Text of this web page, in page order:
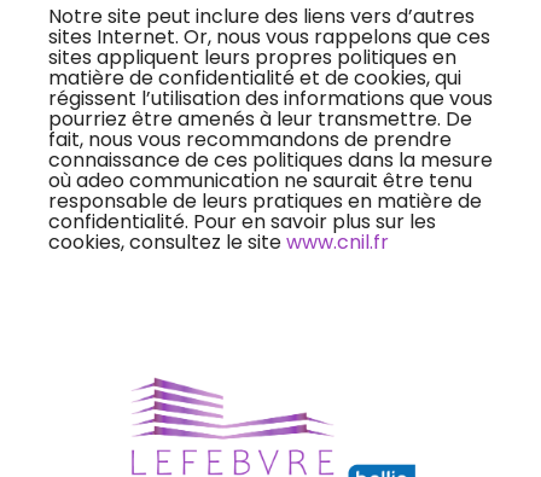
Notre site peut inclure des liens vers d’autres
sites Internet. Or, nous vous rappelons que ces
sites appliquent leurs propres politiques en
matière de confidentialité et de cookies, qui
régissent l’utilisation des informations que vous
pourriez être amenés à leur transmettre. De
fait, nous vous recommandons de prendre
connaissance de ces politiques dans la mesure
où adeo communication ne saurait être tenu
responsable de leurs pratiques en matière de
confidentialité. Pour en savoir plus sur les
cookies, consultez le sitewww.cnil.fr